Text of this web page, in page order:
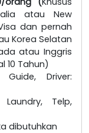
atau New
dan pernah
Korea Selatan
atau Inggris
10 Tahun)
Driver:
Telp,
dibutuhkan